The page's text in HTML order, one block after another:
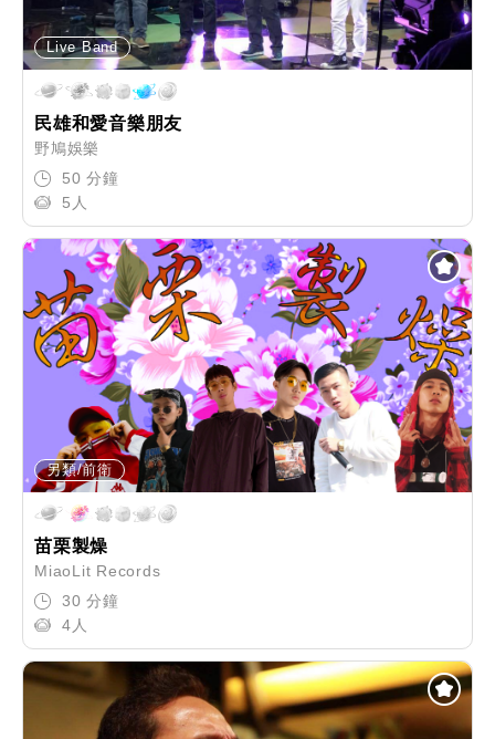
Live Band
民雄和愛音樂朋友
野鳩娛樂
50 分鐘
5人
另類/前衛
苗栗製燥
MiaoLit Records
30 分鐘
4人